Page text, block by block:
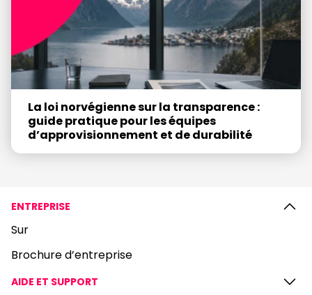
La loi norvégienne sur la transparence :
guide pratique pour les équipes
d’approvisionnement et de durabilité
ENTREPRISE
Sur
Brochure d’entreprise
AIDE ET SUPPORT